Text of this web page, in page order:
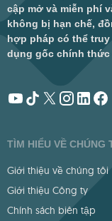
cập mở và miễn phí
không bị hạn chế,
hợp pháp có thể
dụng gốc chính thức
TÌM HIỂU VỀ CHÚNG
Giới thiệu về chúng tôi
Giới thiệu Công ty
Chính sách biên tập